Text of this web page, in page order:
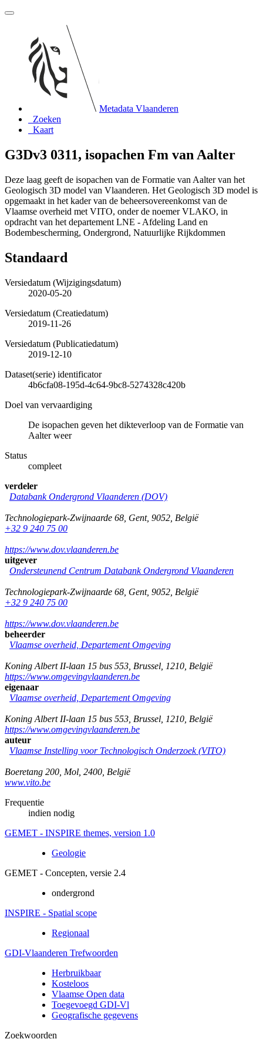
Metadata Vlaanderen
Zoeken
Kaart
G3Dv3 0311, isopachen Fm van Aalter
Deze laag geeft de isopachen van de Formatie van Aalter van het
Geologisch 3D model van Vlaanderen. Het Geologisch 3D model is
opgemaakt in het kader van de beheersovereenkomst van de
Vlaamse overheid met VITO, onder de noemer VLAKO, in
opdracht van het departement LNE - Afdeling Land en
Bodembescherming, Ondergrond, Natuurlijke Rijkdommen
Standaard
Versiedatum (Wijzigingsdatum)
2020-05-20
Versiedatum (Creatiedatum)
2019-11-26
Versiedatum (Publicatiedatum)
2019-12-10
Dataset(serie) identificator
4b6cfa08-195d-4c64-9bc8-5274328c420b
Doel van vervaardiging
De isopachen geven het dikteverloop van de Formatie van
Aalter weer
Status
compleet
verdeler
Databank Ondergrond Vlaanderen (DOV)
Technologiepark-Zwijnaarde 68 Gent, 9052 België
+32 9 240 75 00
https://www.dov.vlaanderen.be
uitgever
Ondersteunend Centrum Databank Ondergrond Vlaanderen
Technologiepark-Zwijnaarde 68 Gent, 9052 België
+32 9 240 75 00
https://www.dov.vlaanderen.be
beheerder
Vlaamse overheid, Departement Omgeving
Koning Albert II-laan 15 bus 553 Brussel 1210 België
https://www.omgevingvlaanderen.be
eigenaar
Vlaamse overheid, Departement Omgeving
Koning Albert II-laan 15 bus 553 Brussel 1210 België
https://www.omgevingvlaanderen.be
auteur
Vlaamse Instelling voor Technologisch Onderzoek (VITO)
Boeretang 200 Mol 2400 België
www.vito.be
Frequentie
indien nodig
GEMET - INSPIRE themes, version 1.0
Geologie
GEMET - Concepten, versie 2.4
ondergrond
INSPIRE - Spatial scope
Regionaal
GDI-Vlaanderen Trefwoorden
Herbruikbaar
Kosteloos
Vlaamse Open data
Toegevoegd GDI-Vl
Geografische gegevens
Zoekwoorden